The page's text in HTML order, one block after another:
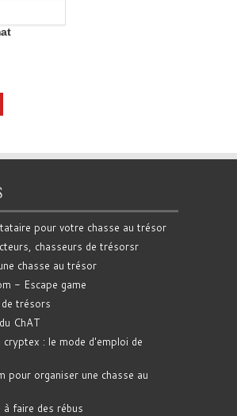
pour votre chasse au trésor
chasseurs de trésorsr
chasse au trésor
- Escape game
trésors
ChAT
cryptex : le mode d'emploi de
pour organiser une chasse au
à faire des rébus